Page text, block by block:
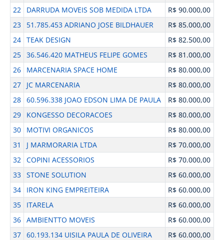
22
DARRUDA MOVEIS SOB MEDIDA LTDA
R$ 90.000,00
23
51.785.453 ADRIANO JOSE BILDHAUER
R$ 85.000,00
24 TEAK DESIGN
R$ 82.500,00
25 36.546.420 MATHEUS FELIPE GOMES
R$ 81.000,00
26
MARCENARIA SPACE HOME
R$ 80.000,00
27
JC MARCENARIA
R$ 80.000,00
28 60.596.338 JOAO EDSON LIMA DE PAULA
R$ 80.000,00
29
KONGESSO DECORACOES
R$ 80.000,00
30
MOTIVI ORGANICOS
R$ 80.000,00
31
J MARMORARIA LTDA
R$ 70.000,00
32 COPINI ACESSORIOS
R$ 70.000,00
33 STONE SOLUTION
R$ 60.000,00
34
IRON KING EMPREITEIRA
R$ 60.000,00
35
ITARELA
R$ 60.000,00
36 AMBIENTTO MOVEIS
R$ 60.000,00
37 60.193.134 UISILA PAULA DE OLIVEIRA
R$ 60.000,00